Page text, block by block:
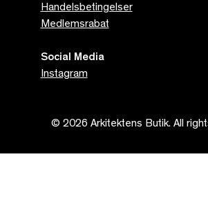
Handelsbetingelser
Medlemsrabat
Social Media
Instagram
© 2026 Arkitektens Butik. All